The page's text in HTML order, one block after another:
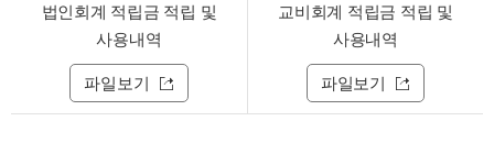
법인회계 적립금 적립 및
사용내역
파일보기
교비회계 적립금 적립 및
사용내역
파일보기